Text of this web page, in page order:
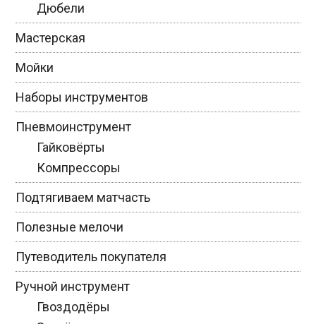
Дюбели
Мастерская
Мойки
Наборы инструментов
Пневмоинструмент
Гайковёрты
Компрессоры
Подтягиваем матчасть
Полезные мелочи
Путеводитель покупателя
Ручной инструмент
Гвоздодёры